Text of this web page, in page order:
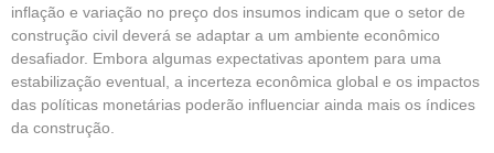
inflação e variação no preço dos insumos indicam que o setor de
construção civil deverá se adaptar a um ambiente econômico
desafiador. Embora algumas expectativas apontem para uma
estabilização eventual, a incerteza econômica global e os impactos
das políticas monetárias poderão influenciar ainda mais os índices
da construção.